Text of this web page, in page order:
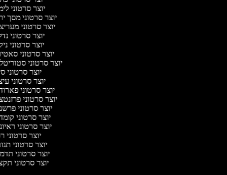
יוצר סרטוני
יוצר סרטוני מסך
יוצר סרטוני
יוצר סרטוני
יוצר סרטוני
יוצר סרטוני
יוצר סרטוני
יוצר סרטוני
יוצר סרטוני
יוצר סרטוני
יוצר סרטוני
יוצר סרטוני
יוצר סרטוני
יוצר סרטוני
יוצר סרטוני
יוצר סרטוני
יוצר סרטוני
יוצר סרטוני